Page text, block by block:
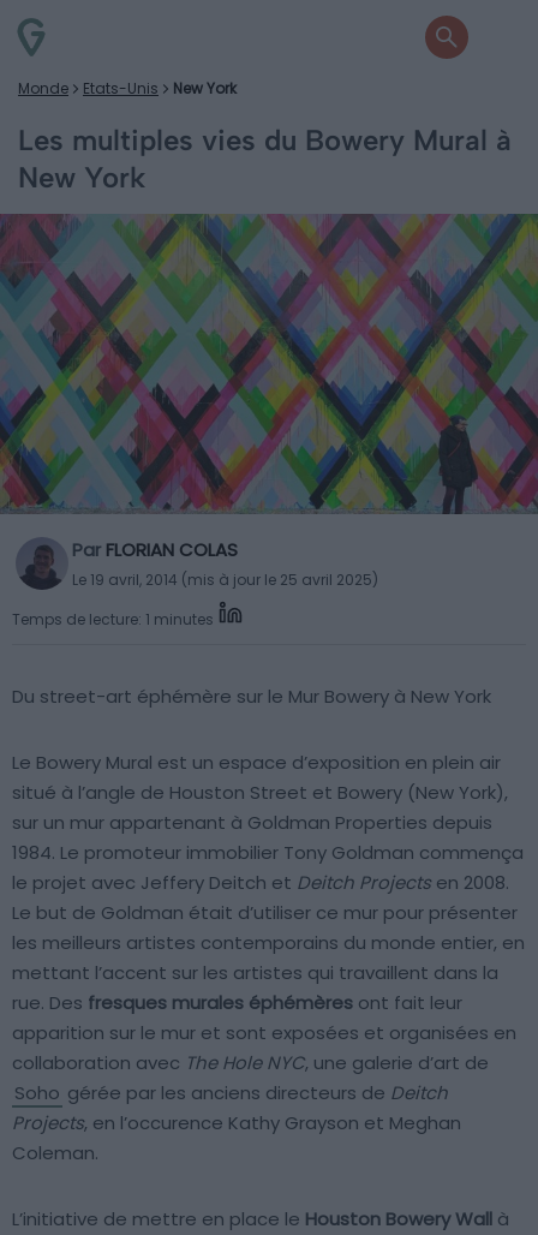
Monde Etats-Unis New York
Les multiples vies du Bowery Mural à
New York
Par FLORIAN COLAS
Le 19 avril, 2014 (mis à jour le 25 avril 2025)
Temps de lecture: 1 minutes
Du street-art éphémère sur le Mur Bowery à New York
Le Bowery Mural est un espace d’exposition en plein air
situé à l’angle de Houston Street et Bowery (New York),
sur un mur appartenant à Goldman Properties depuis
1984. Le promoteur immobilier Tony Goldman commença
le projet avec Jeffery Deitch et Deitch Projects en 2008.
Le but de Goldman était d’utiliser ce mur pour présenter
les meilleurs artistes contemporains du monde entier, en
mettant l’accent sur ​​les artistes qui travaillent dans la
rue. Des fresques murales éphémères ont fait leur
apparition sur le mur et sont exposées et organisées en
collaboration avec The Hole NYC, une galerie d’art de
Soho gérée par les anciens directeurs de Deitch
Projects, en l’occurence Kathy Grayson et Meghan
Coleman.
L’initiative de mettre en place le Houston Bowery Wall à